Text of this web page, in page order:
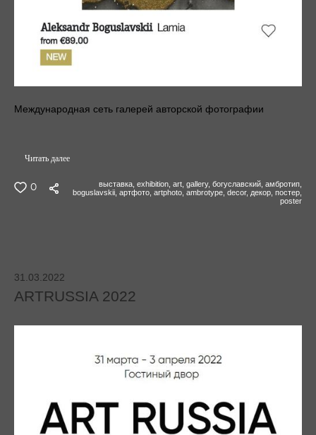
Международная сеть галерей авторской фотографии
Читать далее
0 выставка, exhibition, art, gallery, богуславский, амбротип,
boguslavskii, артфото, artphoto, ambrotype, decor, декор, постер,
poster
31.03.2022
ARTRUSSIA 2022